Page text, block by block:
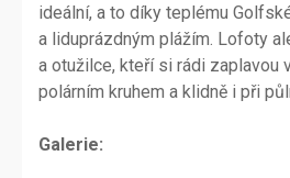
ideální, a to díky teplému
a liduprázdným plážím. Lofoty
a otužilce, kteří si rádi zaplavou
polárním kruhem a klidně i při
Galerie: